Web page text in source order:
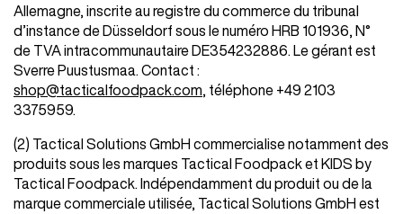
Promo
Shop all Products and Categories
Allemagne, inscrite au registre du commerce du tribunal
d’instance de Düsseldorf sous le numéro HRB 101936, N°
de TVA intracommunautaire DE354232886. Le gérant est
Sverre Puustusmaa. Contact :
shop@tacticalfoodpack.com , téléphone +49 2103
3375959.
(2) Tactical Solutions GmbH commercialise notamment des
produits sous les marques Tactical Foodpack et KIDS by
Tactical Foodpack. Indépendamment du produit ou de la
marque commerciale utilisée, Tactical Solutions GmbH est